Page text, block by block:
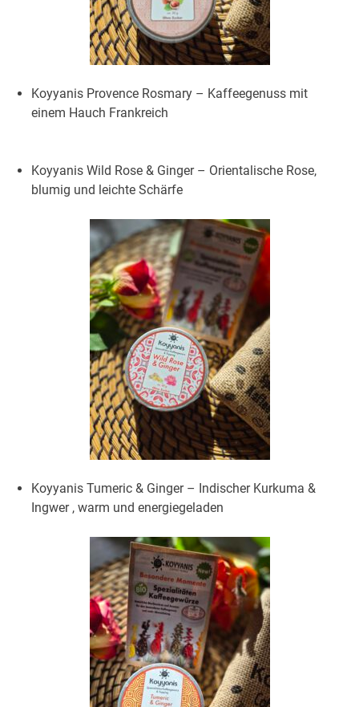
Koyyanis Provence Rosmary – Kaffeegenuss mit
einem Hauch Frankreich
Koyyanis Wild Rose & Ginger – Orientalische Rose,
blumig und leichte Schärfe
Koyyanis Tumeric & Ginger – Indischer Kurkuma &
Ingwer , warm und energiegeladen